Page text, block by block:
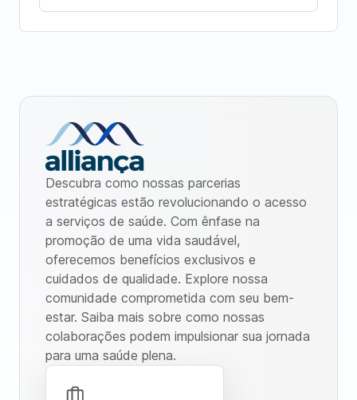
Descubra como nossas parcerias
estratégicas estão revolucionando o acesso
a serviços de saúde. Com ênfase na
promoção de uma vida saudável,
oferecemos benefícios exclusivos e
cuidados de qualidade. Explore nossa
comunidade comprometida com seu bem-
estar. Saiba mais sobre como nossas
colaborações podem impulsionar sua jornada
para uma saúde plena.